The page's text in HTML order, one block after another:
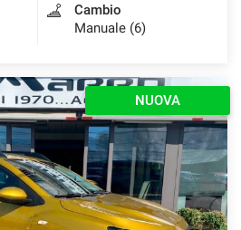
Cambio
Manuale (6)
NUOVA